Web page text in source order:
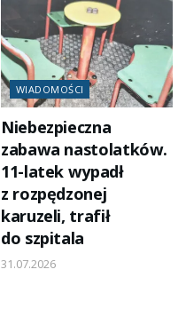
WIADOMOŚCI
Niebezpieczna
zabawa nastolatków.
11-latek wypadł
z rozpędzonej
karuzeli, trafił
do szpitala
31.07.2026